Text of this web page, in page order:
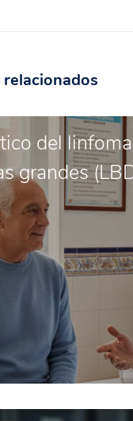
del
grandes